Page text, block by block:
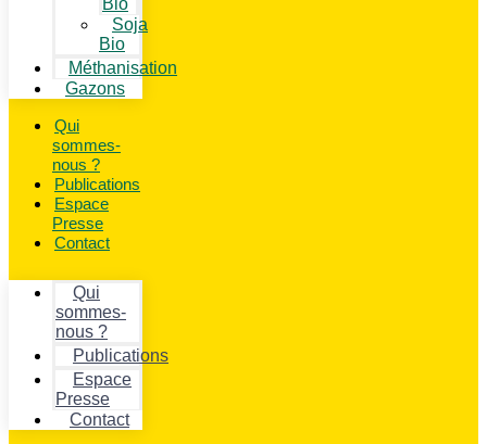
Bio
Soja
Bio
Méthanisation
Gazons
Qui
sommes-
nous ?
Publications
Espace
Presse
Contact
Qui
sommes-
nous ?
Publications
Espace
Presse
Contact